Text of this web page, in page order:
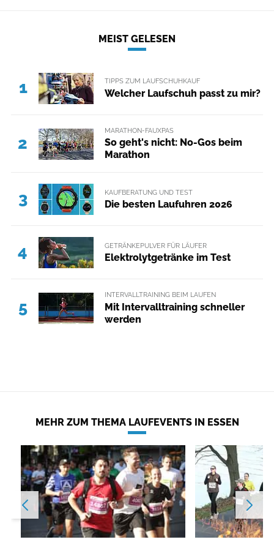
MEIST GELESEN
1 TIPPS ZUM LAUFSCHUHKAUF
Welcher Laufschuh passt zu mir?
2
MARATHON-FAUXPAS
So geht's nicht: No-Gos beim
Marathon
3 KAUFBERATUNG UND TEST
Die besten Laufuhren 2026
4 GETRÄNKEPULVER FÜR LÄUFER
Elektrolytgetränke im Test
5
INTERVALLTRAINING BEIM LAUFEN
Mit Intervalltraining schneller
werden
MEHR ZUM THEMA LAUFEVENTS IN ESSEN